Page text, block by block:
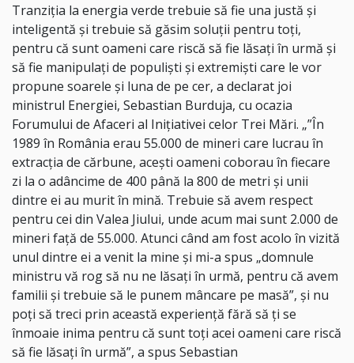
Tranziţia la energia verde trebuie să fie una justă şi
inteligentă şi trebuie să găsim soluţii pentru toţi,
pentru că sunt oameni care riscă să fie lăsaţi în urmă şi
să fie manipulaţi de populişti şi extremişti care le vor
propune soarele şi luna de pe cer, a declarat joi
ministrul Energiei, Sebastian Burduja, cu ocazia
Forumului de Afaceri al Iniţiativei celor Trei Mări. „”În
1989 în România erau 55.000 de mineri care lucrau în
extracţia de cărbune, aceşti oameni coborau în fiecare
zi la o adâncime de 400 până la 800 de metri şi unii
dintre ei au murit în mină. Trebuie să avem respect
pentru cei din Valea Jiului, unde acum mai sunt 2.000 de
mineri faţă de 55.000. Atunci când am fost acolo în vizită
unul dintre ei a venit la mine şi mi-a spus „domnule
ministru vă rog să nu ne lăsaţi în urmă, pentru că avem
familii şi trebuie să le punem mâncare pe masă”, şi nu
poţi să treci prin această experienţă fără să ţi se
înmoaie inima pentru că sunt toţi acei oameni care riscă
să fie lăsaţi în urmă”, a spus Sebastian